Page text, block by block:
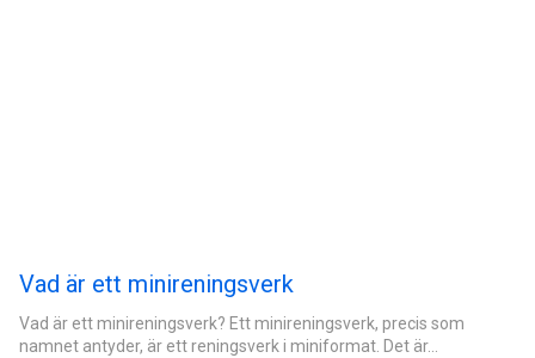
Vad är ett minireningsverk
Vad är ett minireningsverk? Ett minireningsverk, precis som
namnet antyder, är ett reningsverk i miniformat. Det är…